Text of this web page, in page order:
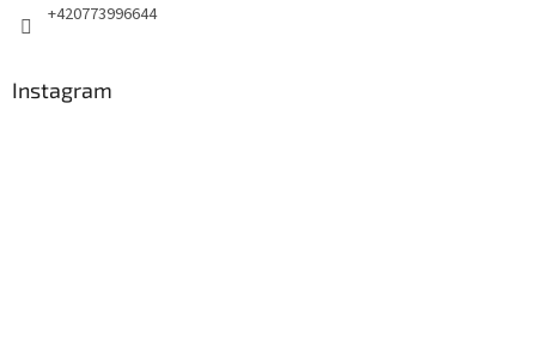
+420773996644
Instagram